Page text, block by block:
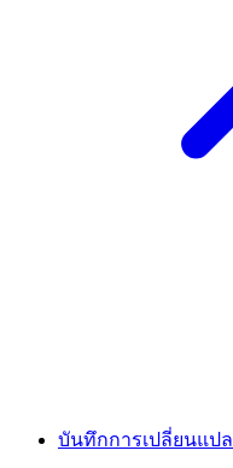
บันทึกการเปลี่ยนแป